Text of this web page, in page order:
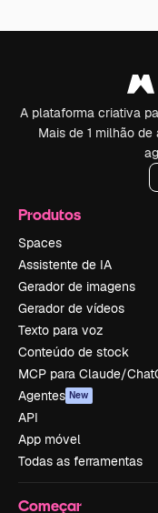
A plataforma criativa
Mais de 1 milhão
Produtos
Spaces
Assistente de IA
Gerador de imagens
Gerador de vídeos
Texto para voz
Conteúdo de stock
MCP para Claude/
Agentes New
API
App móvel
Todas as ferramentas
Começar